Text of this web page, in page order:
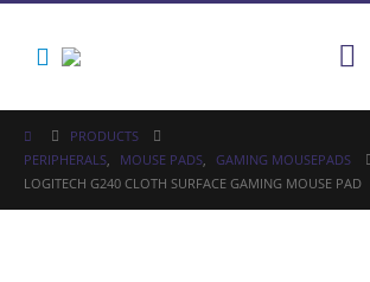
PRODUCTS
PERIPHERALS, MOUSE PADS, GAMING MOUSEPADS
LOGITECH G240 CLOTH SURFACE GAMING MOUSE PAD